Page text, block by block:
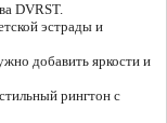
DVRST.
эстрады и
добавить яркости и
рингтон с